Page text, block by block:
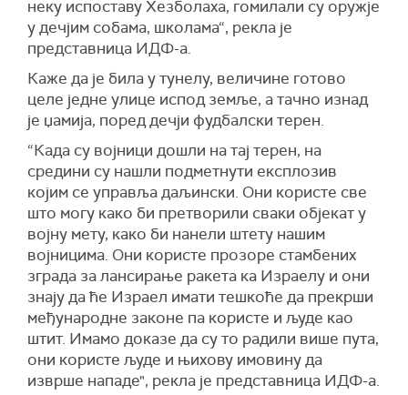
више узвратних напада на америчке и
израелске циљеве у региону, док амерички
званичници процењују да су значајни делови
иранских војних капацитета и даље
оперативни упркос сукобима.
Техеран је додатно одбацио могућност
повратка преговорима са Вашингтоном док,
како наводи, трају заплене и блокаде.
(Танјуг)
Према Блеровим речима, планови за обнову
се разрађују, укључујући луку, кључну
инфраструктуру, нове стамбене јединице и пун
приступ дигиталној економији.
(Al Jazeera)
неку испоставу Хезболаха, гомилали су оружје
у дечјим собама, школама“, рекла је
представница ИДФ-а.
Каже да је била у тунелу, величине готово
целе једне улице испод земље, а тачно изнад
је џамија, поред дечји фудбалски терен.
“Када су војници дошли на тај терен, на
средини су нашли подметнути експлозив
којим се управља даљински. Они користе све
што могу како би претворили сваки објекат у
војну мету, како би нанели штету нашим
војницима. Они користе прозоре стамбених
зграда за лансирање ракета ка Израелу и они
знају да ће Израел имати тешкоће да прекрши
међународне законе па користе и људе као
штит. Имамо доказе да су то радили више пута,
они користе људе и њихову имовину да
изврше нападе", рекла је представница ИДФ-а.